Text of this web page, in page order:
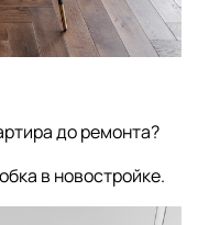
до ремонта?
в новостройке.